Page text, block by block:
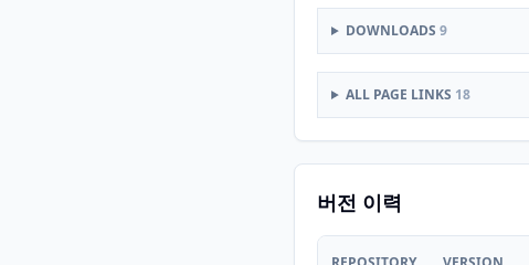
DOWNLOADS 9
ALL PAGE LINKS 18
버전 이력